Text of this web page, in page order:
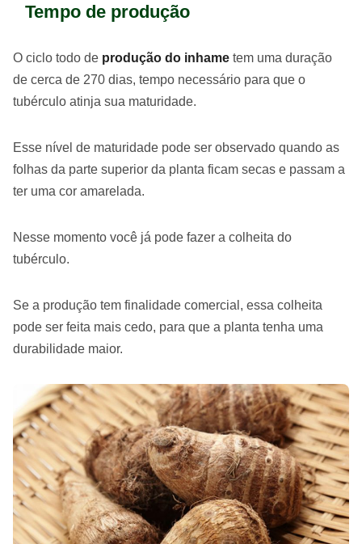
Tempo de produção
O ciclo todo de produção do inhame tem uma duração
de cerca de 270 dias, tempo necessário para que o
tubérculo atinja sua maturidade.
Esse nível de maturidade pode ser observado quando as
folhas da parte superior da planta ficam secas e passam a
ter uma cor amarelada.
Nesse momento você já pode fazer a colheita do
tubérculo.
Se a produção tem finalidade comercial, essa colheita
pode ser feita mais cedo, para que a planta tenha uma
durabilidade maior.